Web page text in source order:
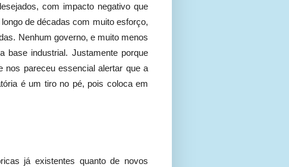
com impacto negativo que
de décadas com muito esforço,
Nenhum governo, e muito menos
base industrial. Justamente porque
pareceu essencial alertar que a
é um tiro no pé, pois coloca em
já existentes quanto de novos